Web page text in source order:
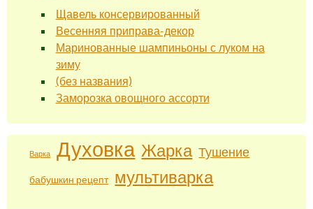
Щавель консервированный
Весенняя приправа-декор
Маринованные шампиньоны с луком на
зиму
(без названия)
Заморозка овощного ассорти
Варка Духовка Жарка Тушение
бабушкин рецепт мультиварка